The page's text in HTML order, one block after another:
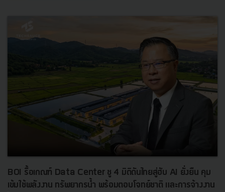
BOI รื้อเกณฑ์ Data Center ชู 4 มิติดันไทยสู่ฮับ AI ยั่งยืน คุม
เข้มใช้พลังงาน ทรัพยากรน้ำ พร้อมตอบโจทย์ชาติ และการจ้างงาน